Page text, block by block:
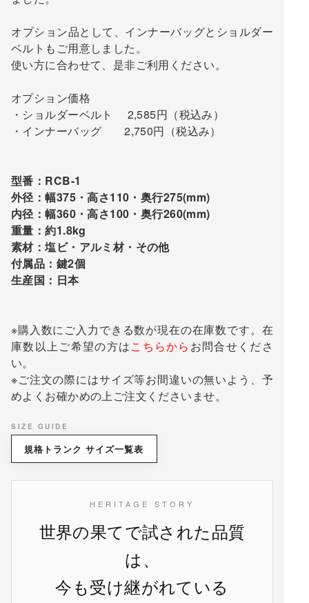
オプション品として、インナーバッグとショルダー
ベルトもご用意しました。
使い方に合わせて、是非ご利用ください。
オプション価格
・ショルダーベルト 2,585円（税込み）
・インナーバッグ 2,750円（税込み）
型番：RCB-1
外径：幅375・高さ110・奥行275(mm)
内径：幅360・高さ100・奥行260(mm)
重量：約1.8kg
素材：塩ビ・アルミ材・その他
付属品：鍵2個
生産国：日本
※購入数にご入力できる数が現在の在庫数です。在
庫数以上ご希望の方はこちらから お問合せくださ
い。
※ご注文の際にはサイズ等お間違いの無いよう、予
めよくお確かめの上ご注文くださいませ。
SIZE GUIDE
規格トランク サイズ一覧表
HERITAGE STORY
世界の果てで試された品質
は、
今も受け継がれている